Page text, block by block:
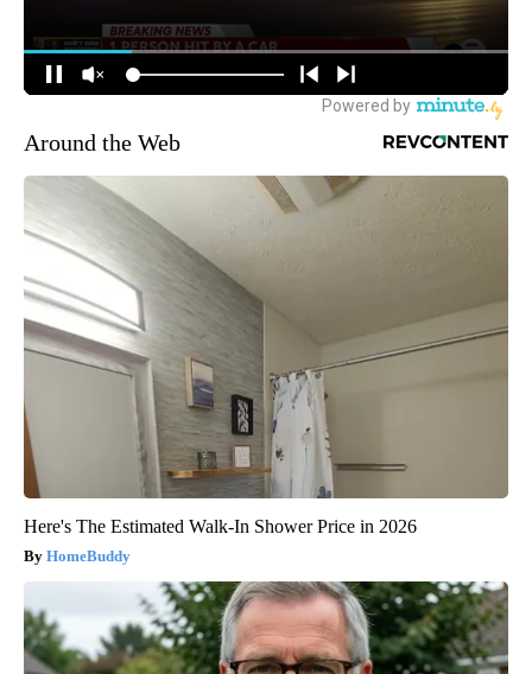
Around the Web
Here's The Estimated Walk-In Shower Price in 2026
HomeBuddy